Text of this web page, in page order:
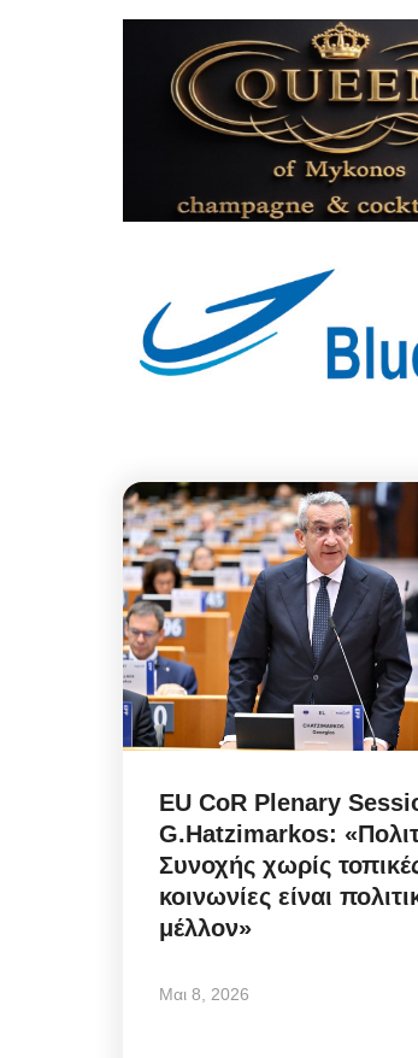
EU CoR Plenary
G.Hatzimarkos:
Συνοχής χωρίς
κοινωνίες είναι
μέλλον»
Μαι 8, 2026